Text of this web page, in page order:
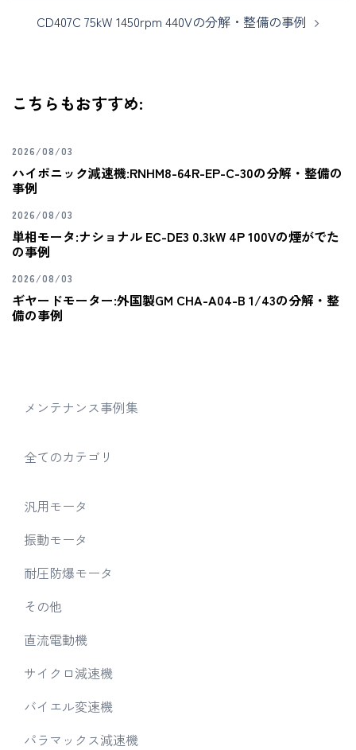
CD407C 75kW 1450rpm 440Vの分解・整備の事例
こちらもおすすめ:
2026/08/03
ハイポニック減速機:RNHM8-64R-EP-C-30の分解・整備の
事例
2026/08/03
単相モータ:ナショナル EC-DE3 0.3kW 4P 100Vの煙がでた
の事例
2026/08/03
ギヤードモーター:外国製GM CHA-A04-B 1/43の分解・整
備の事例
メンテナンス事例集
全てのカテゴリ
汎用モータ
振動モータ
耐圧防爆モータ
その他
直流電動機
サイクロ減速機
バイエル変速機
パラマックス減速機